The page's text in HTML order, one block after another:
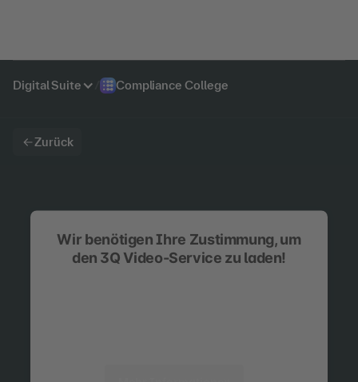
Digital Suite Compliance College
Zurück
Wir benötigen Ihre Zustimmung, um
den 3Q Video-Service zu laden!